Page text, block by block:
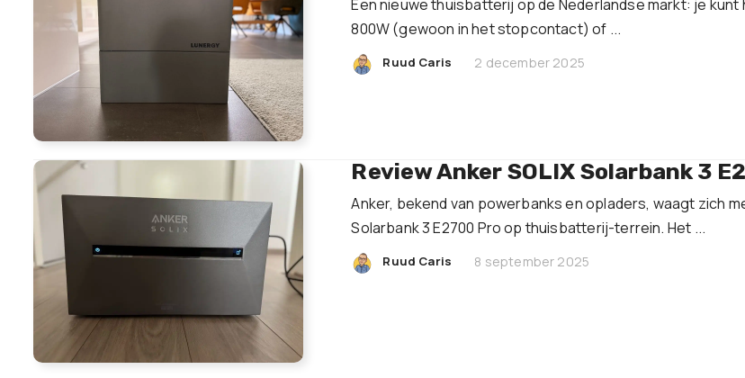
Een nieuwe thuisbatterij op de Nederlandse markt: je kunt
800W (gewoon in het stopcontact) of ...
Ruud Caris 2 december 2025
Review Anker SOLIX Solarbank 3
Anker, bekend van powerbanks en opladers, waagt zich
Solarbank 3 E2700 Pro op thuisbatterij-terrein. Het ...
Ruud Caris 8 september 2025